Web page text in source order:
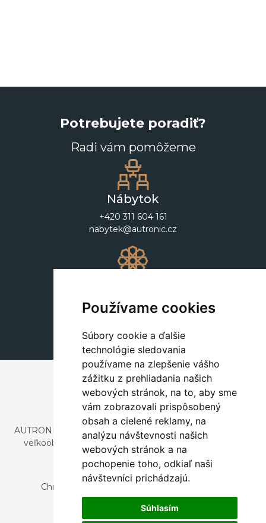
Používame cookies
Súbory cookie a ďalšie
technológie sledovania
používame na zlepšenie vášho
zážitku z prehliadania našich
webových stránok, na to, aby sme
vám zobrazovali prispôsobený
obsah a cielené reklamy, na
analýzu návštevnosti našich
webových stránok a na
pochopenie toho, odkiaľ naši
návštevníci prichádzajú.
Súhlasím
Potrebujete poradiť?
Radi vám pomôžeme
Nábytok
+420 311 604 161
nabytek@autronic.cz
+420 311 604 182
dekorace@autronic.cz
AUTRONIC, s.r.o. je spoločnosť zaoberajúca sa dovozom a
veľkoobchodným predajom dizajnového aj štýlového
nábytku a dekorácií.
Česká republika
Chrustenice 270, 267 12 Loděnice u Berouna
Slovensko
Nová 366, 032 02 Závažná Poruba